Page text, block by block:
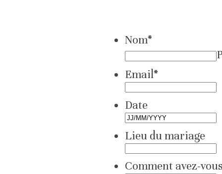
Nom*
Email*
Date
Lieu du mariage
Comment avez-